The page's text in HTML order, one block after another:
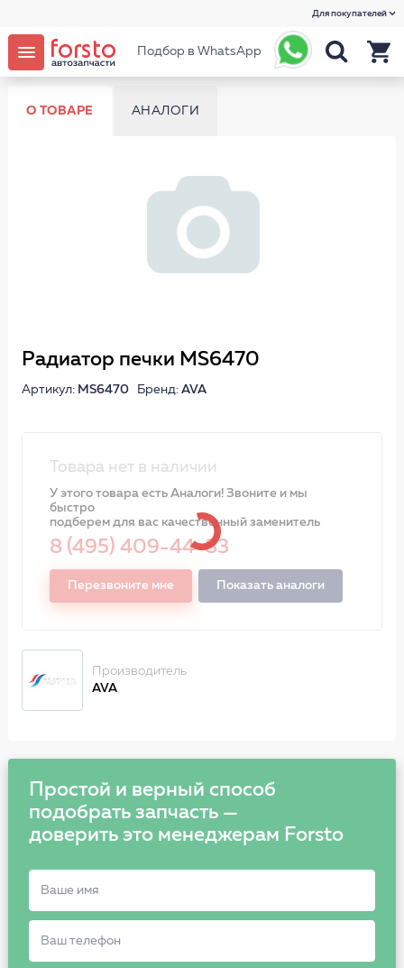
Для покупателей
Подбор в WhatsApp
О ТОВАРЕ АНАЛОГИ
Радиатор печки MS6470
Артикул: MS6470Бренд: AVA
Товара нет в наличии
У этого товара есть Аналоги! Звоните и мы
быстро
подберем для вас качественный заменитель
8 (495) 409-44-83
Перезвоните мне Показать аналоги
Производитель
AVA
Простой и верный способ
подобрать запчасть —
доверить это менеджерам Forsto